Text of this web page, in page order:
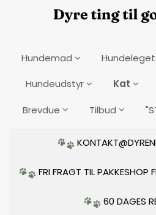
Hundemad
Hundeudstyr Kat
Brevdue Tilbud
FRI FRAGT TIL
60 DAGES